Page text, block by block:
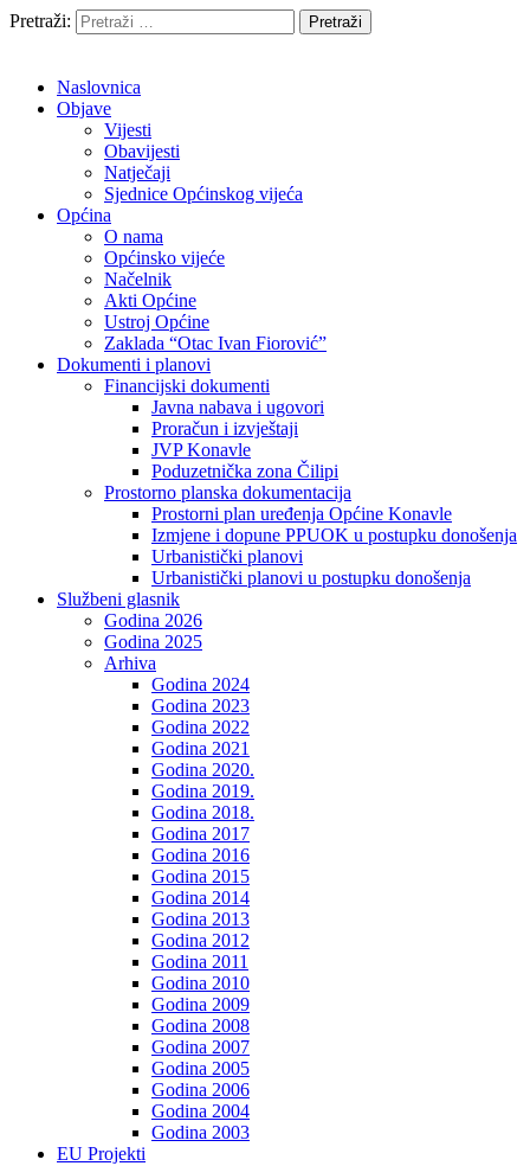
Pretraži:
Naslovnica
Objave
Vijesti
Obavijesti
Natječaji
Sjednice Općinskog vijeća
Općina
O nama
Općinsko vijeće
Načelnik
Akti Općine
Ustroj Općine
Zaklada “Otac Ivan Fiorović”
Dokumenti i planovi
Financijski dokumenti
Javna nabava i ugovori
Proračun i izvještaji
JVP Konavle
Poduzetnička zona Čilipi
Prostorno planska dokumentacija
Prostorni plan uređenja Općine Konavle
Izmjene i dopune PPUOK u postupku donošenja
Urbanistički planovi
Urbanistički planovi u postupku donošenja
Službeni glasnik
Godina 2026
Godina 2025
Arhiva
Godina 2024
Godina 2023
Godina 2022
Godina 2021
Godina 2020.
Godina 2019.
Godina 2018.
Godina 2017
Godina 2016
Godina 2015
Godina 2014
Godina 2013
Godina 2012
Godina 2011
Godina 2010
Godina 2009
Godina 2008
Godina 2007
Godina 2005
Godina 2006
Godina 2004
Godina 2003
EU Projekti